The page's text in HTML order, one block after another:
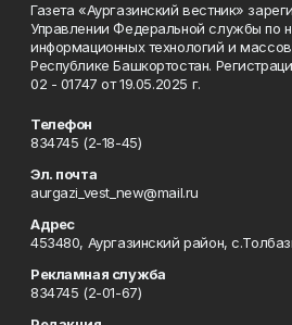
Газета «Аургазинский вестник»
Управлении Федеральной службы по
информационных технологий и
Республике Башкортостан.
02 - 01747 от 19.05.2025 г.
Телефон
834745 (2-18-45)
Эл. почта
aurgazi_vest_new@mail.ru
Адрес
453480, Аургазинский район,
Рекламная служба
834745 (2-01-67)